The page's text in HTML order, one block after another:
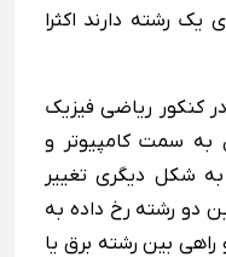
رشته دارند اکثرا
کنکور ریاضی فیزیک
به سمت کامپیوتر و
به شکل دیگری تغییر
دو رشته رخ داده به
راهی بین رشته برق یا